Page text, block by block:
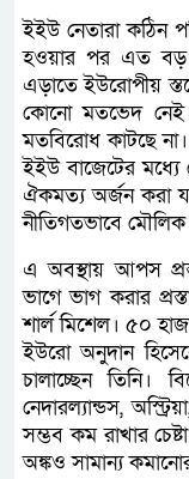
ইইউ নেতারা কঠিন
হওয়ার পর এত বড়
এড়াতে ইউরোপীয়
কোনো মতভেদ নেই।
মতবিরোধ কাটছে
ইইউ বাজেটের মধ্যে
ঐকমত্য অর্জন করা
নীতিগতভাবে মৌলিক
এ অবস্থায় আপস
ভাগে ভাগ করার
শার্ল মিশেল। ৫০
ইউরো অনুদান
চালাচ্ছেন তিনি।
নেদারল্যান্ডস,
সম্ভব কম রাখার
অঙ্কও সামান্য